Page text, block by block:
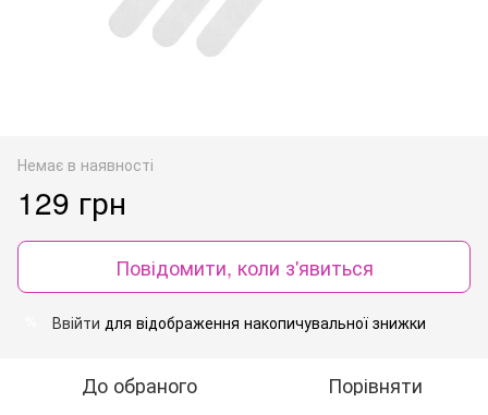
Немає в наявності
129 грн
Повідомити, коли з'явиться
Ввійти для відображення накопичувальної знижки
До обраного Порівняти